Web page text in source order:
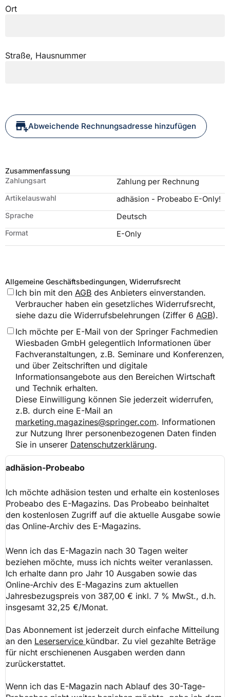
Ort
Straße, Hausnummer
Abweichende Rechnungsadresse hinzufügen
Zusammenfassung
Zahlungsart
Zahlung per Rechnung
Artikelauswahl adhäsion - Probeabo E-Only!
Sprache Deutsch
Format E-Only
Allgemeine Geschäftsbedingungen, Widerrufsrecht
Ich bin mit den AGB des Anbieters einverstanden.
Verbraucher haben ein gesetzliches Widerrufsrecht,
siehe dazu die Widerrufsbelehrungen (Ziffer 6 AGB).
Ich möchte per E-Mail von der Springer Fachmedien
Wiesbaden GmbH gelegentlich Informationen über
Fachveranstaltungen, z.B. Seminare und Konferenzen,
und über Zeitschriften und digitale
Informationsangebote aus den Bereichen Wirtschaft
und Technik erhalten.
Diese Einwilligung können Sie jederzeit widerrufen,
z.B. durch eine E-Mail an
marketing.magazines@springer.com. Informationen
zur Nutzung Ihrer personenbezogenen Daten finden
Sie in unserer Datenschutzerklärung.
adhäsion-Probeabo
Ich möchte adhäsion testen und erhalte ein kostenloses
Probeabo des E-Magazins. Das Probeabo beinhaltet
den kostenlosen Zugriff auf die aktuelle Ausgabe sowie
das Online-Archiv des E-Magazins.
Wenn ich das E-Magazin nach 30 Tagen weiter
beziehen möchte, muss ich nichts weiter veranlassen.
Ich erhalte dann pro Jahr 10 Ausgaben sowie das
Online-Archiv des E-Magazins zum aktuellen
Jahresbezugspreis von 387,00 € inkl. 7 % MwSt., d.h.
insgesamt 32,25 €/Monat.
Das Abonnement ist jederzeit durch einfache Mitteilung
an den Leserservice kündbar. Zu viel gezahlte Beträge
für nicht erschienenen Ausgaben werden dann
zurückerstattet.
Wenn ich das E-Magazin nach Ablauf des 30-Tage-